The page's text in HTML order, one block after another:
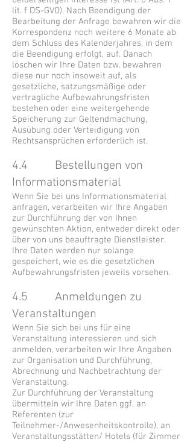
lit. f DS-GVO). Nach Beendigung der
Bearbeitung der Anfrage bewahren wir die
Korrespondenz noch weitere 6 Monate ab
dem Schluss des Kalenderjahres, in dem
die Beendigung erfolgt, auf. Danach
löschen wir Ihre Daten bzw. bewahren
diese nur noch insoweit auf, als
gesetzliche, satzungsmäßige oder
vertragliche Aufbewahrungsfristen
bestehen oder eine weitergehende
Speicherung zur Geltendmachung,
Ausübung oder Verteidigung von
Rechtsansprüchen erforderlich ist.
4.4 Bestellungen von
Informationsmaterial
Wenn Sie bei uns Informationsmaterial
anfragen, verarbeiten wir Ihre Angaben
zur Durchführung der von Ihnen
gewünschten Aktion, entweder direkt oder
über von uns beauftragte Dienstleister.
Ihre Daten werden nur solange
gespeichert, wie es die gesetzlichen
Aufbewahrungsfristen jeweils vorsehen.
4.5 Anmeldungen zu
Veranstaltungen
Wenn Sie sich bei uns für eine
Veranstaltung interessieren und sich
anmelden, verarbeiten wir Ihre Angaben
zur Organisation und Durchführung,
Abrechnung und Nachbetrachtung der
Veranstaltung.
Zur Durchführung der Veranstaltung
übermitteln wir Ihre Daten ggf. an
Referenten (zur
Teilnehmer-/Anwesenheitskontrolle), an
Veranstaltungsstätten/ Hotels (für Zimmer